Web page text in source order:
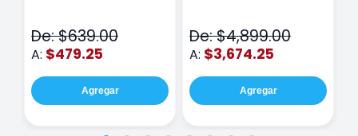
De: $639.00
A: $479.25
Agregar
De: $4,899.00
A: $3,674.25
Agregar